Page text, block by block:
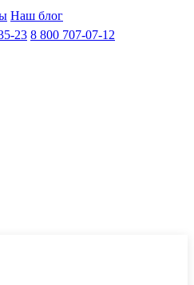
Наш блог
23 8 800 707-07-12